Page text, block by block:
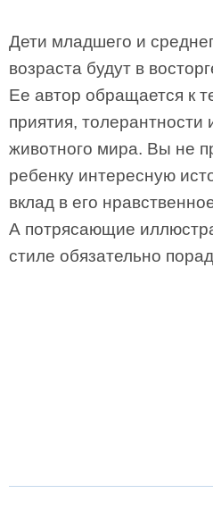
Дети младшего и
возраста будут в
Ее автор обращается к
приятия, толерантности
животного мира. Вы не
ребенку интересную
вклад в его
А потрясающие
стиле обязательно